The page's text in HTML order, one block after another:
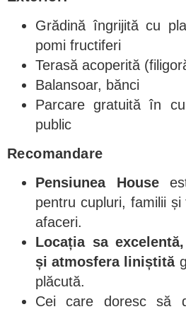
Grădină îngrijită cu
pomi fructiferi
Terasă acoperită
Balansoar, bănci
Parcare gratuită în
public
Recomandare
Pensiunea House
pentru cupluri, familii
afaceri.
Locația sa
și atmosfera liniștită
plăcută.
Cei care doresc să